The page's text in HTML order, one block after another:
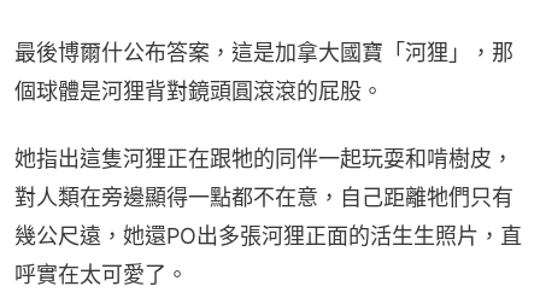
最後博爾什公布答案，這是加拿大國寶「河狸」，那
個球體是河狸背對鏡頭圓滾滾的屁股。
她指出這隻河狸正在跟牠的同伴一起玩耍和啃樹皮，
對人類在旁邊顯得一點都不在意，自己距離牠們只有
幾公尺遠，她還PO出多張河狸正面的活生生照片，直
呼實在太可愛了。